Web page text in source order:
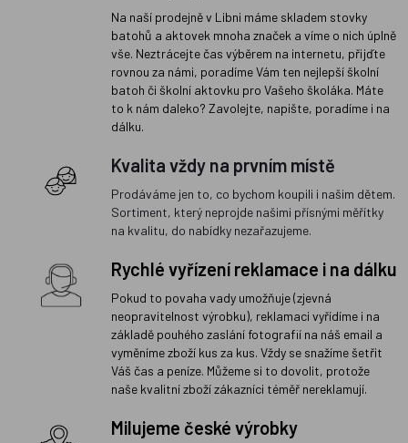
Na naší prodejně v Libni máme skladem stovky
batohů a aktovek mnoha značek a víme o nich úplně
vše. Neztrácejte čas výběrem na internetu, přijďte
rovnou za námi, poradíme Vám ten nejlepší školní
batoh či školní aktovku pro Vašeho školáka. Máte
to k nám daleko? Zavolejte, napište, poradíme i na
dálku.
Kvalita vždy na prvním místě
Prodáváme jen to, co bychom koupili i našim dětem.
Sortiment, který neprojde našimi přísnými měřítky
na kvalitu, do nabídky nezařazujeme.
Rychlé vyřízení reklamace i na dálku
Pokud to povaha vady umožňuje (zjevná
neopravitelnost výrobku), reklamaci vyřídíme i na
základě pouhého zaslání fotografií na náš email a
vyměníme zboží kus za kus. Vždy se snažíme šetřit
Váš čas a peníze. Můžeme si to dovolit, protože
naše kvalitní zboží zákazníci téměř nereklamují.
Milujeme české výrobky